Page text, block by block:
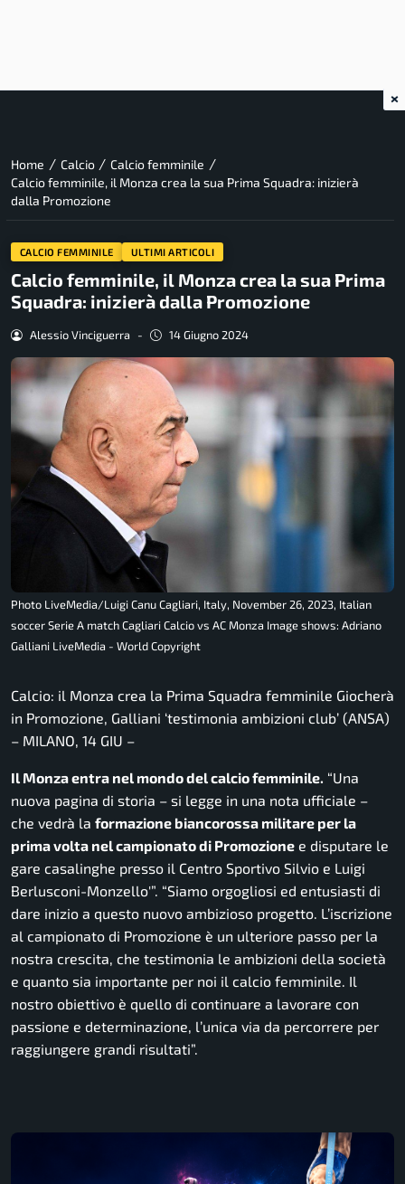
Home / Calcio / Calcio femminile /
Calcio femminile, il Monza crea la sua Prima Squadra: inizierà
dalla Promozione
CALCIO FEMMINILE ULTIMI ARTICOLI
Calcio femminile, il Monza crea la sua Prima
Squadra: inizierà dalla Promozione
Alessio Vinciguerra - 14 Giugno 2024
Photo LiveMedia/Luigi Canu Cagliari, Italy, November 26, 2023, Italian
soccer Serie A match Cagliari Calcio vs AC Monza Image shows: Adriano
Galliani LiveMedia - World Copyright
Calcio: il Monza crea la Prima Squadra femminile Giocherà
in Promozione, Galliani ‘testimonia ambizioni club’ (ANSA)
– MILANO, 14 GIU –
Il Monza entra nel mondo del calcio femminile. “Una
nuova pagina di storia – si legge in una nota ufficiale –
che vedrà la formazione biancorossa militare per la
prima volta nel campionato di Promozione e disputare le
gare casalinghe presso il Centro Sportivo Silvio e Luigi
Berlusconi-Monzello'”. “Siamo orgogliosi ed entusiasti di
dare inizio a questo nuovo ambizioso progetto. L’iscrizione
al campionato di Promozione è un ulteriore passo per la
nostra crescita, che testimonia le ambizioni della società
e quanto sia importante per noi il calcio femminile. Il
nostro obiettivo è quello di continuare a lavorare con
passione e determinazione, l’unica via da percorrere per
raggiungere grandi risultati”.
×